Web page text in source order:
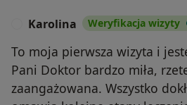
Karolina Weryfikacja wizyty
To moja pierwsza wizyta i
Pani Doktor bardzo miła,
zaangażowana. Wszystko